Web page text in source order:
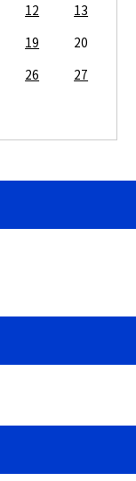
12
13
19
20
26
27